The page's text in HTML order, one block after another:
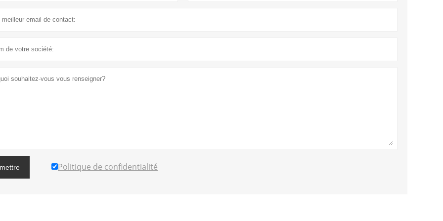
Politique de confidentialité